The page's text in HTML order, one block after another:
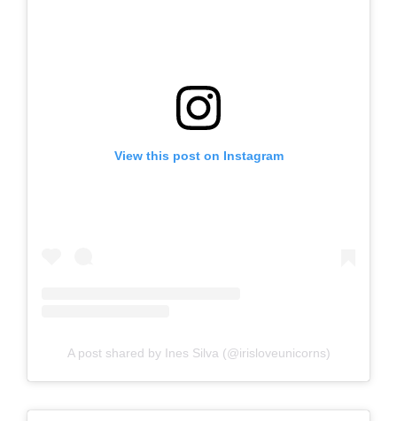
View this post on Instagram
A post shared by Ines Silva (@irisloveunicorns)